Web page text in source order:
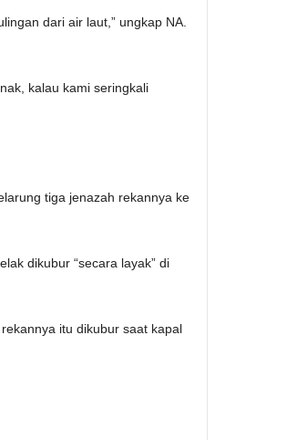
dari air laut,” ungkap NA.
kalau kami seringkali
tiga jenazah rekannya ke
dikubur “secara layak” di
itu dikubur saat kapal